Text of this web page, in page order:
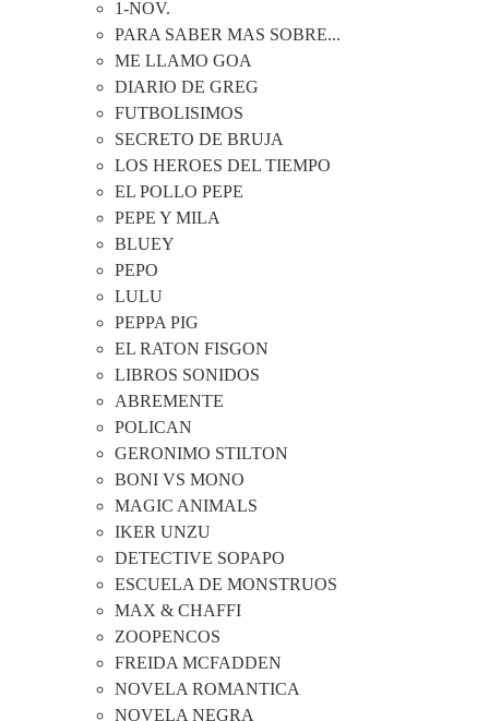
1-NOV.
PARA SABER MAS SOBRE...
ME LLAMO GOA
DIARIO DE GREG
FUTBOLISIMOS
SECRETO DE BRUJA
LOS HEROES DEL TIEMPO
EL POLLO PEPE
PEPE Y MILA
BLUEY
PEPO
LULU
PEPPA PIG
EL RATON FISGON
LIBROS SONIDOS
ABREMENTE
POLICAN
GERONIMO STILTON
BONI VS MONO
MAGIC ANIMALS
IKER UNZU
DETECTIVE SOPAPO
ESCUELA DE MONSTRUOS
MAX & CHAFFI
ZOOPENCOS
FREIDA MCFADDEN
NOVELA ROMANTICA
NOVELA NEGRA